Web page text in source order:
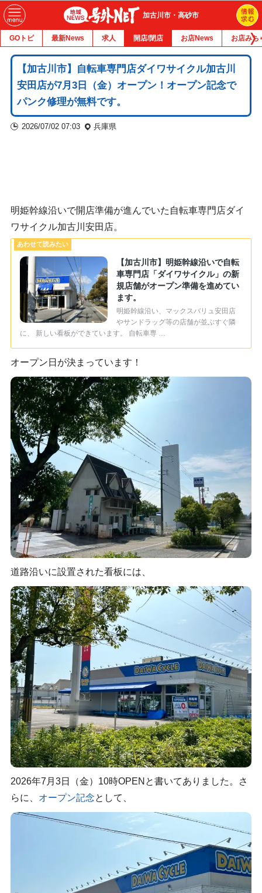
加古川市・高砂市
GOトピ 最新News 求人 開店/閉店 お店News お店みち
【加古川市】自転車専門店ダイワサイクル加古川
安田店が7月3日（金）オープン！オープン記念で
パンク修理が無料です。
2026/07/02 07:03 兵庫県
明姫幹線沿いで開店準備が進んでいた自転車専門店ダイ
ワサイクル加古川安田店。
【加古川市】明姫幹線沿いで自転
車専門店「ダイワサイクル」の新
規店舗がオープン準備を進めてい
ます。
明姫幹線沿い、マックスバリュ安田店
やサンドラッグ等の店舗が並ぶすぐ隣
に、 新しい看板ができています。 自転車専 …
オープン日が決まっています！
道路沿いに設置された看板には、
2026年7月3日（金）10時OPENと書いてありました。さ
らに、 オープン記念として、